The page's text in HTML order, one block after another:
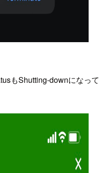
もShutting-downになって